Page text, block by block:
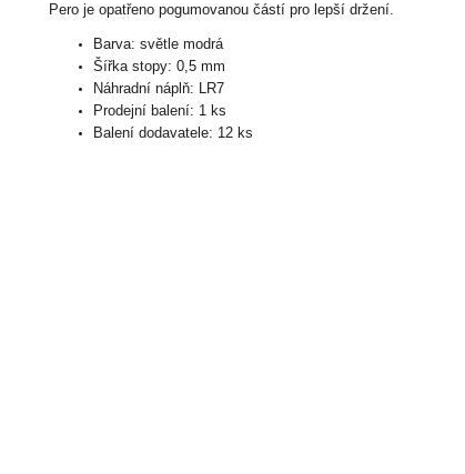
Pero je opatřeno pogumovanou částí pro lepší držení.
Barva: světle modrá
Šířka stopy: 0,5 mm
Náhradní náplň: LR7
Prodejní balení: 1 ks
Balení dodavatele: 12 ks